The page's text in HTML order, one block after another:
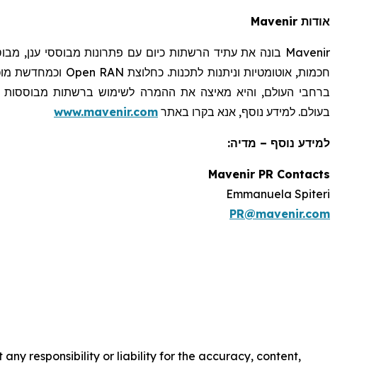
אודות Mavenir
Mavenir בונה את עתיד הרשתות כיום עם פתרונות מבוססי ענן,
חכמות, אוטומטיות וניתנות לתכנות. כחלוצת Open RAN וכמחדשת
בעולם. למידע נוסף, אנא בקרו באתר www.mavenir.com
למידע נוסף – מדיה:
Mavenir PR Contacts
Emmanuela Spiteri
PR@mavenir.com
responsibility or liability for the accuracy, content,